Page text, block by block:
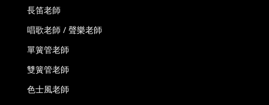
長笛老師
唱歌老師 / 聲樂老師
單簧管老師
雙簧管老師
色士風老師